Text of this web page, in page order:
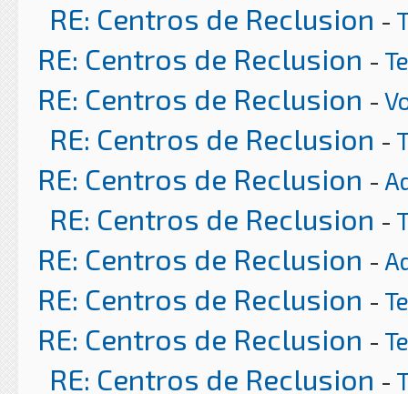
RE: Centros de Reclusion -
RE: Centros de Reclusion -
RE: Centros de Reclusion -
RE: Centros de Reclusion -
RE: Centros de Reclusion -
RE: Centros de Reclusion -
RE: Centros de Reclusion -
RE: Centros de Reclusion -
RE: Centros de Reclusion -
RE: Centros de Reclusion -